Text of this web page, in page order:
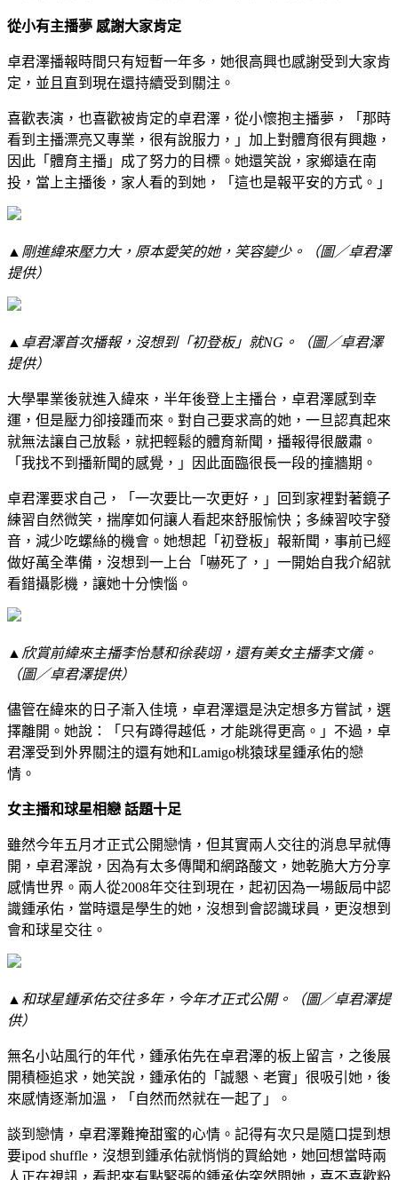
從小有主播夢 感謝大家肯定
卓君澤播報時間只有短暫一年多，她很高興也感謝受到大家肯
定，並且直到現在還持續受到關注。
喜歡表演，也喜歡被肯定的卓君澤，從小懷抱主播夢，「那時
看到主播漂亮又專業，很有說服力，」加上對體育很有興趣，
因此「體育主播」成了努力的目標。她還笑說，家鄉遠在南
投，當上主播後，家人看的到她，「這也是報平安的方式。」
▲剛進緯來壓力大，原本愛笑的她，笑容變少。（圖／卓君澤
提供）
▲卓君澤首次播報，沒想到「初登板」就NG。（圖／卓君澤
提供）
大學畢業後就進入緯來，半年後登上主播台，卓君澤感到幸
運，但是壓力卻接踵而來。對自己要求高的她，一旦認真起來
就無法讓自己放鬆，就把輕鬆的體育新聞，播報得很嚴肅。
「我找不到播新聞的感覺，」因此面臨很長一段的撞牆期。
卓君澤要求自己，「一次要比一次更好，」回到家裡對著鏡子
練習自然微笑，揣摩如何讓人看起來舒服愉快；多練習咬字發
音，減少吃螺絲的機會。她想起「初登板」報新聞，事前已經
做好萬全準備，沒想到一上台「嚇死了，」一開始自我介紹就
看錯攝影機，讓她十分懊惱。
▲欣賞前緯來主播李怡慧和徐裴翊，還有美女主播李文儀。
（圖／卓君澤提供）
儘管在緯來的日子漸入佳境，卓君澤還是決定想多方嘗試，選
擇離開。她說：「只有蹲得越低，才能跳得更高。」不過，卓
君澤受到外界關注的還有她和Lamigo桃猿球星鍾承佑的戀
情。
女主播和球星相戀 話題十足
雖然今年五月才正式公開戀情，但其實兩人交往的消息早就傳
開，卓君澤說，因為有太多傳聞和網路酸文，她乾脆大方分享
感情世界。兩人從2008年交往到現在，起初因為一場飯局中認
識鍾承佑，當時還是學生的她，沒想到會認識球員，更沒想到
會和球星交往。
▲和球星鍾承佑交往多年，今年才正式公開。（圖／卓君澤提
供）
無名小站風行的年代，鍾承佑先在卓君澤的板上留言，之後展
開積極追求，她笑說，鍾承佑的「誠懇、老實」很吸引她，後
來感情逐漸加溫，「自然而然就在一起了」。
談到戀情，卓君澤難掩甜蜜的心情。記得有次只是隨口提到想
要ipod shuffle，沒想到鍾承佑就悄悄的買給她，她回想當時兩
人正在視訊，看起來有點緊張的鍾承佑突然問她，喜不喜歡粉